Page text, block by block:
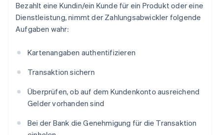
Bezahlt eine Kundin/ein Kunde für ein Produkt oder eine
Dienstleistung, nimmt der Zahlungsabwickler folgende
Aufgaben wahr:
Kartenangaben authentifizieren
Transaktion sichern
Überprüfen, ob auf dem Kundenkonto ausreichend
Gelder vorhanden sind
Bei der Bank die Genehmigung für die Transaktion